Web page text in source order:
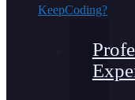
KeepCoding?